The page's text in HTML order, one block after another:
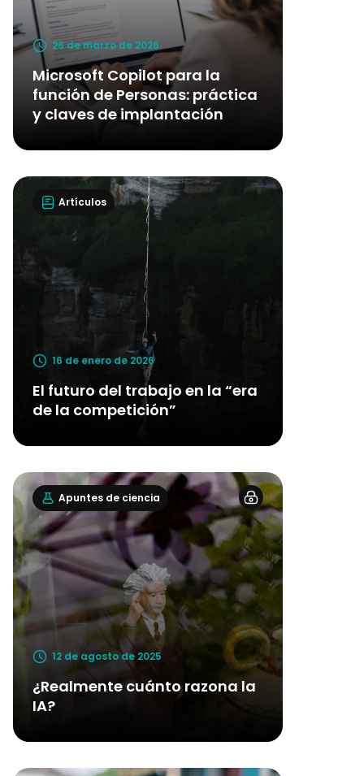
26 de marzo de 2026
Microsoft Copilot para la
función de Personas: práctica
y claves de implantación
Artículos
16 de enero de 2026
El futuro del trabajo en la “era
de la competición”
Apuntes de ciencia
12 de agosto de 2025
¿Realmente cuánto razona la
IA?